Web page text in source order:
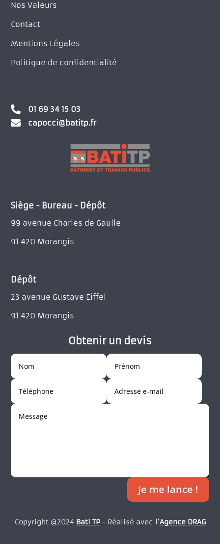
Nos Valeurs
Contact
Mentions Légales
Politique de confidentialité
 01 69 34 15 03
 capocci@batitp.fr
Siège - Bureau - Dépôt
99 avenue Charles de Gaulle
91 420 Morangis
Dépôt
23 avenue Gustave Eiffel
91 420 Morangis
Obtenir un devis
Je me lance !
Copyright @2024 Bati TP- Réalisé avec l'Agence DRAG